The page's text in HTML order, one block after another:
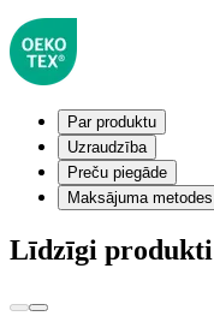
Par produktu
Uzraudzība
Preču piegāde
Maksājuma metodes
Līdzīgi produkti